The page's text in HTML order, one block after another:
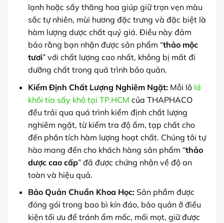
lạnh hoặc sấy thăng hoa giúp giữ trọn vẹn màu
sắc tự nhiên, mùi hương đặc trưng và đặc biệt là
hàm lượng dược chất quý giá. Điều này đảm
bảo rằng bạn nhận được sản phẩm “thảo mộc
tươi” với chất lượng cao nhất, không bị mất đi
dưỡng chất trong quá trình bảo quản.
Kiểm Định Chất Lượng Nghiêm Ngặt:Mỗi lô lá
khôi tía sấy khô tại TP.HCM của THAPHACO
đều trải qua quá trình kiểm định chất lượng
nghiêm ngặt, từ kiểm tra độ ẩm, tạp chất cho
đến phân tích hàm lượng hoạt chất. Chúng tôi tự
hào mang đến cho khách hàng sản phẩm “thảo
dược cao cấp” đã được chứng nhận về độ an
toàn và hiệu quả.
Bảo Quản Chuẩn Khoa Học:Sản phẩm được
đóng gói trong bao bì kín đáo, bảo quản ở điều
kiện tối ưu để tránh ẩm mốc, mối mọt, giữ được